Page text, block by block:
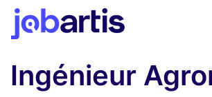
Ingénieur